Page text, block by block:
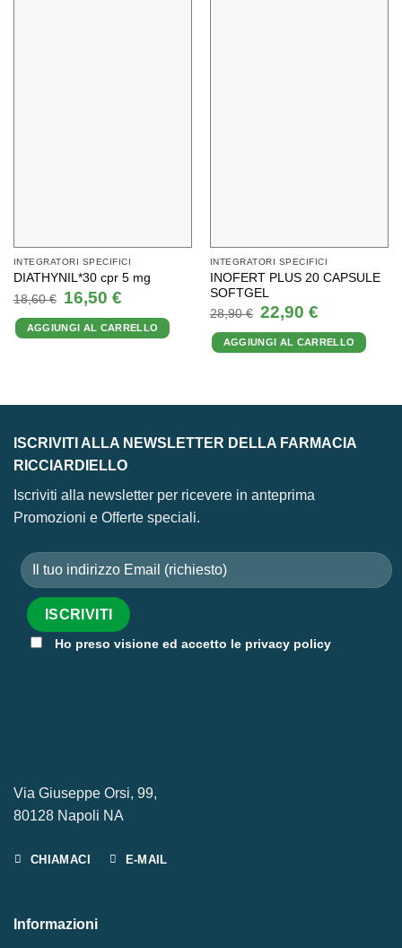
INTEGRATORI SPECIFICI
DIATHYNIL*30 cpr 5 mg
18,60€
Il
prezzo
originale
era:
18,60 €.
16,50 €Il
prezzo
attuale
è:
16,50 €.
AGGIUNGI AL CARRELLO
INTEGRATORI SPECIFICI
INOFERT PLUS 20 CAPSULE
SOFTGEL
28,90€
Il
prezzo
originale
era:
28,90 €.
22,90 €Il
prezzo
attuale
è:
22,90 €.
AGGIUNGI AL CARRELLO
ISCRIVITI ALLA NEWSLETTER DELLA FARMACIA
RICCIARDIELLO
Iscriviti alla newsletter per ricevere in anteprima
Promozioni e Offerte speciali.
Ho preso visione ed accetto le privacy policy
Via Giuseppe Orsi, 99,
80128 Napoli NA
CHIAMACI E-MAIL
Informazioni